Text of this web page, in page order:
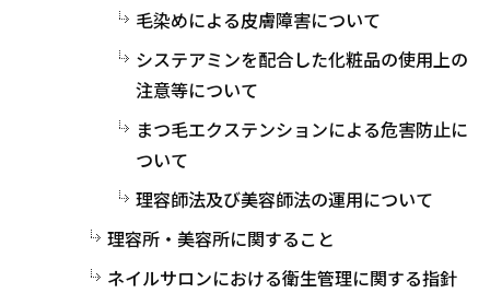
毛染めによる皮膚障害について
システアミンを配合した化粧品の使用上の
注意等について
まつ毛エクステンションによる危害防止に
ついて
理容師法及び美容師法の運用について
理容所・美容所に関すること
ネイルサロンにおける衛生管理に関する指針